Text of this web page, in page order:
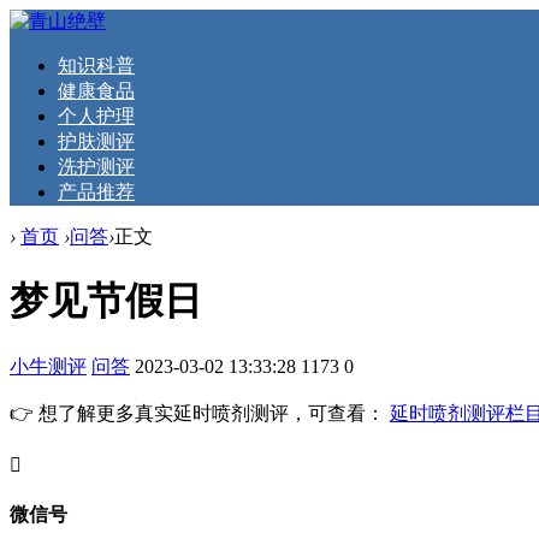
知识科普
健康食品
个人护理
护肤测评
洗护测评
产品推荐
› 首页 ›问答›正文
梦见节假日
小牛测评 问答 2023-03-02 13:33:28 1173 0
👉 想了解更多真实延时喷剂测评，可查看： 延时喷剂测评栏
󦘖
微信号